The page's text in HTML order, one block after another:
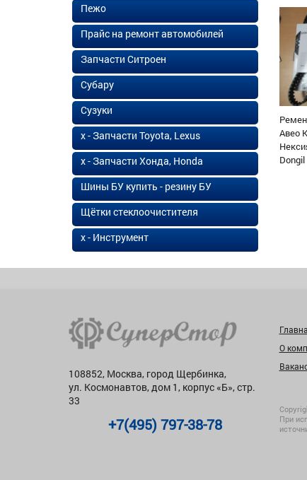
Авео
Dongil
Пежо
Прайс на ремонт автомобилей
Запчасти Ситроен
Субару
Сузуки
х - Запчасти Toyota, Lexus
х - Запчасти Хонда, Honda
Шины БУ купить - резину БУ
Щётки стеклоочистителя
х - Инструмент
108852, Москва, город Щербинка,
ул. Космонавтов, дом 1, корпус «Б», стр.
33
+7(495) 797-38-78
О
При